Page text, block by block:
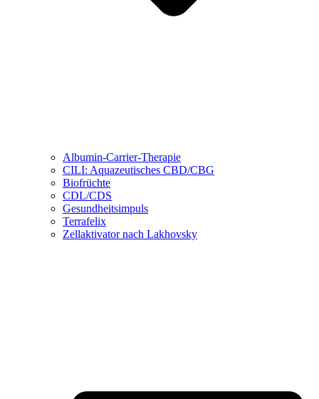
Albumin-Carrier-Therapie
CILI: Aquazeutisches CBD/CBG
Biofrüchte
CDL/CDS
Gesundheitsimpuls
Terrafelix
Zellaktivator nach Lakhovsky